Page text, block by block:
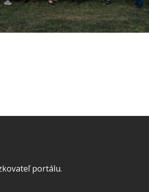
portálu.